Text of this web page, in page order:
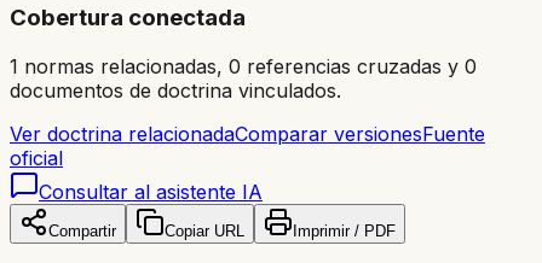
Cobertura conectada
1 normas relacionadas, 0 referencias cruzadas y 0
documentos de doctrina vinculados.
Ver doctrina relacionadaComparar versionesFuente
oficial
Consultar al asistente IA
Compartir Copiar URL Imprimir / PDF